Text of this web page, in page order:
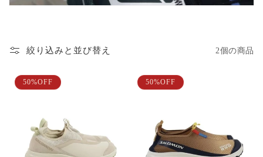
絞り込みと並び替え 2個の商品
50%OFF 50%OFF